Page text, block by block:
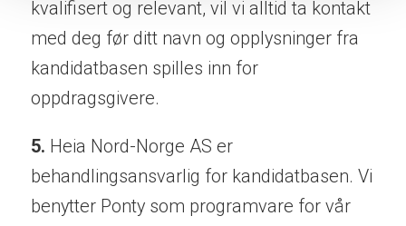
kvalifisert og relevant, vil vi alltid ta kontakt
med deg før ditt navn og opplysninger fra
kandidatbasen spilles inn for
oppdragsgivere.
5. Heia Nord-Norge AS er
behandlingsansvarlig for kandidatbasen. Vi
benytter Ponty som programvare for vår